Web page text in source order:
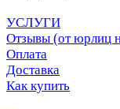
УСЛУГИ
Отзывы (от юрлиц
Оплата
Доставка
Как купить